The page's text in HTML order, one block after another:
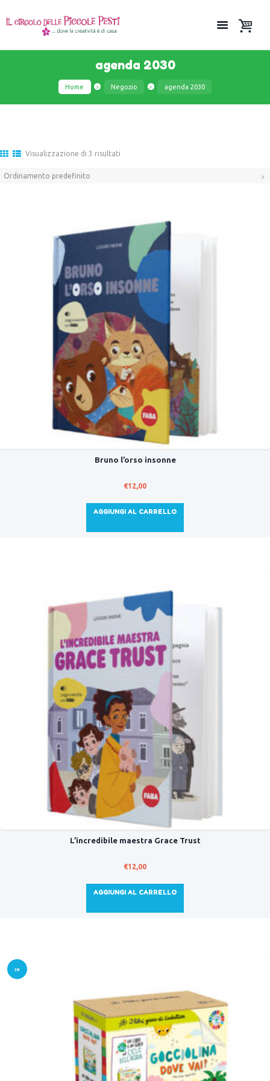
agenda 2030
Home Negozio agenda 2030
Visualizzazione di 3 risultati
Bruno l’orso insonne
€12,00
AGGIUNGI AL CARRELLO
L’incredibile maestra Grace Trust
€12,00
AGGIUNGI AL CARRELLO
IN